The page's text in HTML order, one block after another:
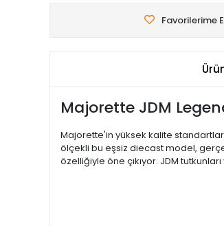
Favorilerime
Majorette JDM
Majorette'in yüksek kalite
ölçekli bu eşsiz diecast model,
özelliğiyle öne çıkıyor. JDM